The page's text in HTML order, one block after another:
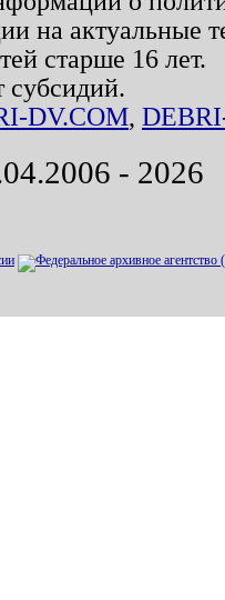
на актуальные
старше 16 лет.
DV.COM,
- 2026